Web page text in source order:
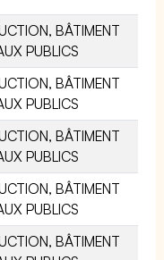
BÂTIMENT
PUBLICS
BÂTIMENT
PUBLICS
BÂTIMENT
PUBLICS
BÂTIMENT
PUBLICS
BÂTIMENT